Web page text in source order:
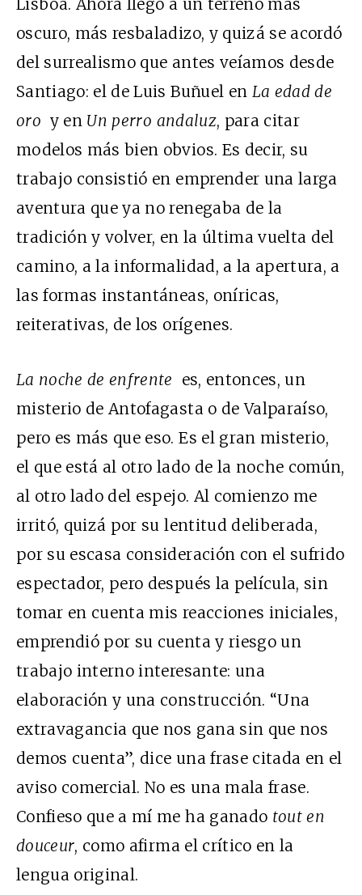
Lisboa. Ahora llegó a un terreno más
oscuro, más resbaladizo, y quizá se acordó
del surrealismo que antes veíamos desde
Santiago: el de Luis Buñuel en La edad de
oro y en Un perro andaluz, para citar
modelos más bien obvios. Es decir, su
trabajo consistió en emprender una larga
aventura que ya no renegaba de la
tradición y volver, en la última vuelta del
camino, a la informalidad, a la apertura, a
las formas instantáneas, oníricas,
reiterativas, de los orígenes.
La noche de enfrente es, entonces, un
misterio de Antofagasta o de Valparaíso,
pero es más que eso. Es el gran misterio,
el que está al otro lado de la noche común,
al otro lado del espejo. Al comienzo me
irritó, quizá por su lentitud deliberada,
por su escasa consideración con el sufrido
espectador, pero después la película, sin
tomar en cuenta mis reacciones iniciales,
emprendió por su cuenta y riesgo un
trabajo interno interesante: una
elaboración y una construcción. “Una
extravagancia que nos gana sin que nos
demos cuenta”, dice una frase citada en el
aviso comercial. No es una mala frase.
Confieso que a mí me ha ganado tout en
douceur, como afirma el crítico en la
lengua original.